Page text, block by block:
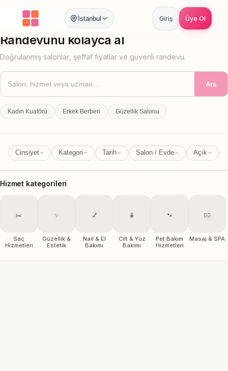
İstanbul Giriş Üye Ol
İstanbul
Randevunu kolayca al
Doğrulanmış salonlar, şeffaf fiyatlar ve güvenli randevu.
Ara
Kadın Kuaförü Erkek Berberi Güzellik Salonu
Cinsiyet Kategori Tarih Salon / Evde Açık
Hizmet kategorileri
✂️
Saç
Hizmetleri
✨
Güzellik &
Estetik
💅
Nail & El
Bakımı
🧴
Cilt & Yüz
Bakımı
🐾
Pet Bakım
Hizmetleri
💆‍♀️
Masaj & SPA